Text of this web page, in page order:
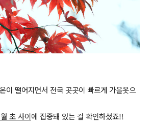
이 떨어지면서 전국 곳곳이 빠르게 가을옷으
초 사이에 집중돼 있는 걸 확인하셨죠!!